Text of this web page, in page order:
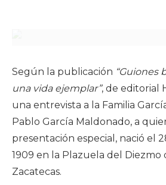
Según la publicación “Guiones
una vida ejemplar”, de editorial
una entrevista a la Familia
Pablo García Maldonado, a
presentación especial, nació el
1909 en la Plazuela del Diezmo
Zacatecas.